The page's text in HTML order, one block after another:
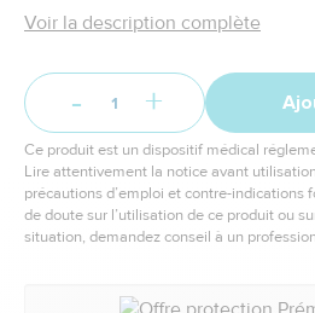
Voir la description complète
- +
Ce produit est un dispositif médical
Lire attentivement la notice avant
précautions d’emploi et contre-indications
de doute sur l’utilisation de ce produit ou
situation, demandez conseil à un